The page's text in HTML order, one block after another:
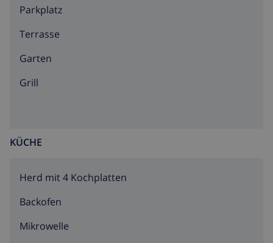
Parkplatz
Terrasse
Garten
Grill
KÜCHE
Herd mit 4 Kochplatten
Backofen
Mikrowelle